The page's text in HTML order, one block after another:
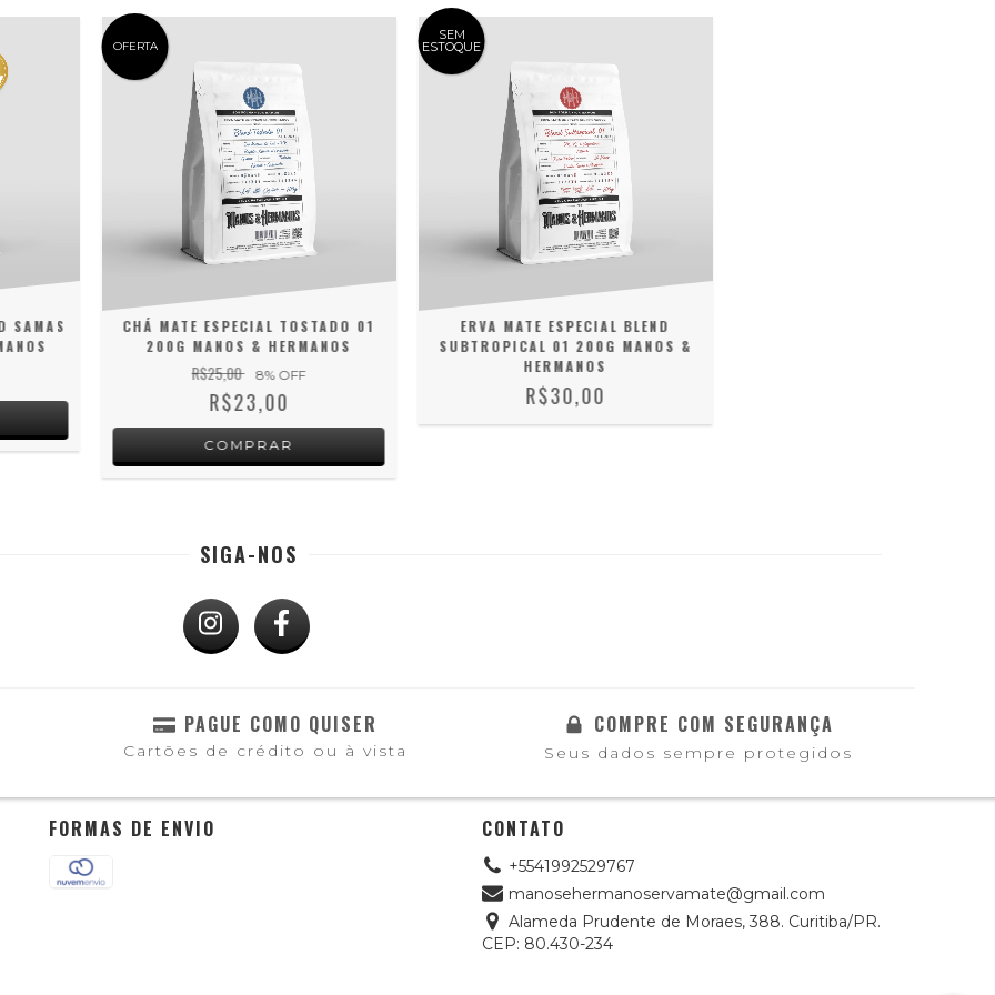
SAMAS
OFERTA
CHÁ MATE ESPECIAL TOSTADO 01
200G MANOS & HERMANOS
R$25,00 8% OFF
R$23,00
SEM
ESTOQUE
ERVA MATE ESPECIAL BLEND
SUBTROPICAL 01 200G MANOS &
HERMANOS
R$30,00
SIGA-NOS
PAGUE COMO QUISER
Cartões de crédito ou à vista
COMPRE COM SEGURANÇA
Seus dados sempre protegidos
FORMAS DE ENVIO CONTATO
+5541992529767
manosehermanoservamate@gmail.com
Alameda Prudente de Moraes, 388. Curitiba/PR.
CEP: 80.430-234